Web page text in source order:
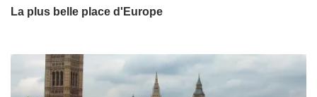
La plus belle place d'Europe